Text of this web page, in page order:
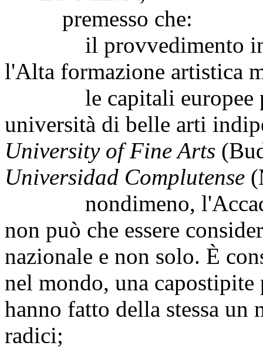
premesso che:
il provvedimento in
l'Alta formazione artistica
le capitali europee
università di belle arti
University of Fine Arts
Universidad Complutense
nondimeno,
non può che essere
nazionale e non solo. È
nel mondo, una capostipite
hanno fatto della stessa
radici;